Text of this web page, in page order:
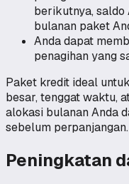
berikutnya, saldo
bulanan paket
Anda dapat
penagihan yang
Paket kredit ideal
besar, tenggat waktu,
alokasi bulanan Anda
sebelum perpanjangan.
Peningkatan